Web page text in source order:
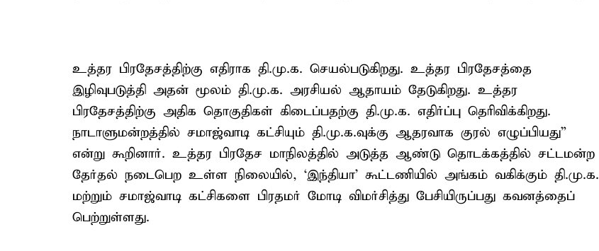
உத்தர பிரதேசத்திற்கு எதிராக தி.மு.க. செயல்படுகிறது. உத்தர பிரதேசத்தை
இழிவுபடுத்தி அதன் மூலம் தி.மு.க. அரசியல் ஆதாயம் தேடுகிறது. உத்தர
பிரதேசத்திற்கு அதிக தொகுதிகள் கிடைப்பதற்கு தி.மு.க. எதிர்ப்பு தெரிவிக்கிறது.
நாடாளுமன்றத்தில் சமாஜ்வாடி கட்சியும் தி.மு.க.வுக்கு ஆதரவாக குரல் எழுப்பியது”
என்று கூறினார். உத்தர பிரதேச மாநிலத்தில் அடுத்த ஆண்டு தொடக்கத்தில் சட்டமன்ற
தேர்தல் நடைபெற உள்ள நிலையில், ‘இந்தியா’ கூட்டணியில் அங்கம் வகிக்கும் தி.மு.க.
மற்றும் சமாஜ்வாடி கட்சிகளை பிரதமர் மோடி விமர்சித்து பேசியிருப்பது கவனத்தைப்
பெற்றுள்ளது.